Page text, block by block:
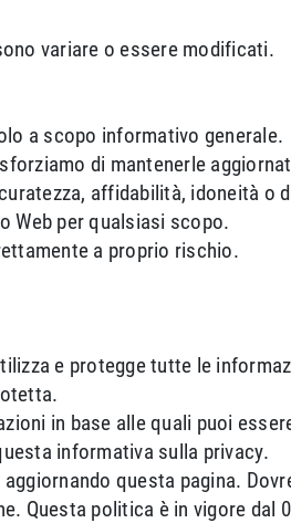
variare o essere modificati.
a scopo informativo generale.
di mantenerle
affidabilità, idoneità o
Web per qualsiasi scopo.
a proprio rischio.
e protegge tutte le
in base alle quali puoi
informativa sulla privacy.
questa pagina.
Questa politica è in vigore dal